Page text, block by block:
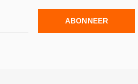
ABONNEER